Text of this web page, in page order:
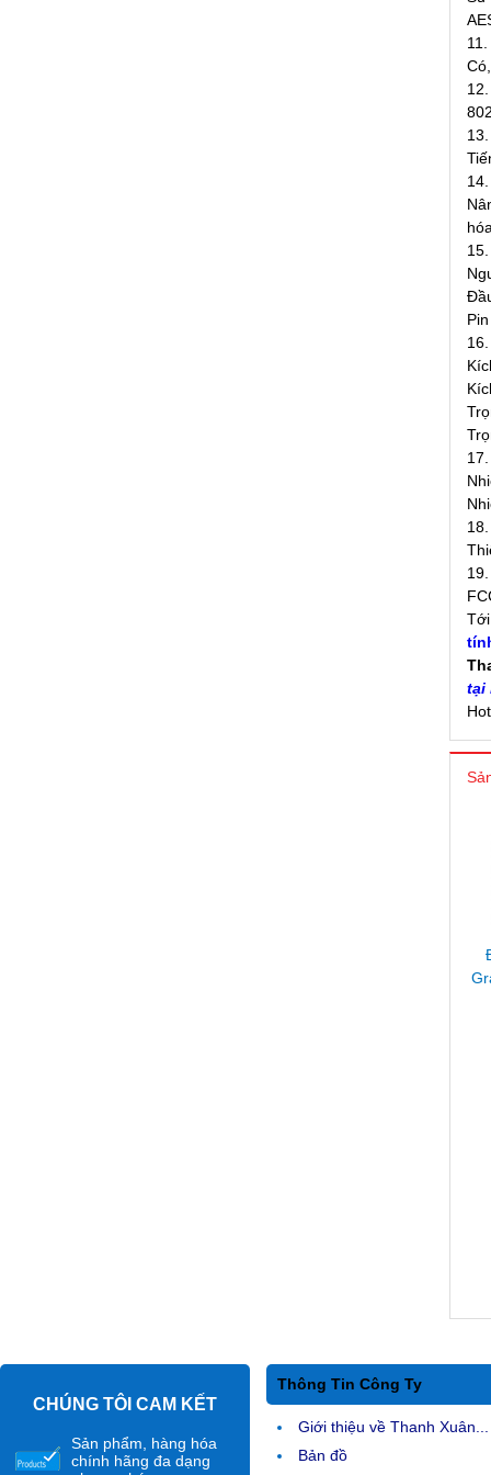
tại
CHÚNG TÔI CAM KẾT
Sản phẩm, hàng hóa
chính hãng đa dạng
Thông Tin Công Ty
Giới thiệu về Thanh Xuân...
Bản đồ